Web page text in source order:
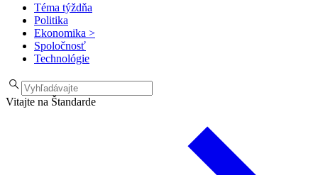
Téma týždňa
Politika
Ekonomika >
Spoločnosť
Technológie
Vitajte na Štandarde